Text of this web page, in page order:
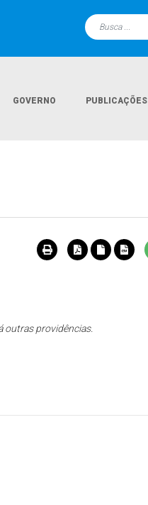
GOVERNO PUBLICAÇÕES
outras providências.